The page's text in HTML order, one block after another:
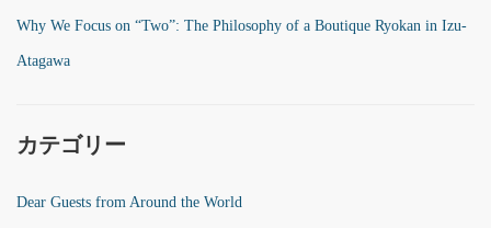
Why We Focus on “Two”: The Philosophy of a Boutique Ryokan in Izu-
Atagawa
カテゴリー
Dear Guests from Around the World